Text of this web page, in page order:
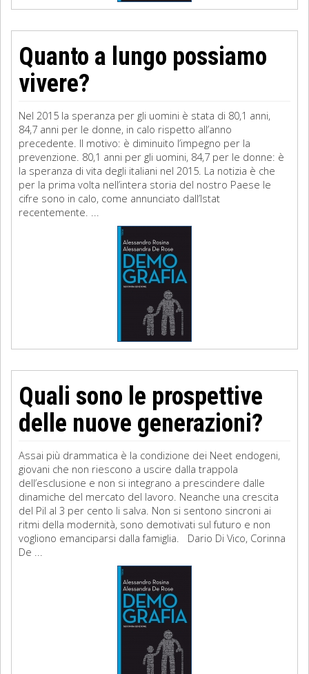
Quanto a lungo possiamo
vivere?
Nel 2015 la speranza per gli uomini è stata di 80,1 anni,
84,7 anni per le donne, in calo rispetto all’anno
precedente. Il motivo: è diminuito l’impegno per la
prevenzione. 80,1 anni per gli uomini, 84,7 per le donne: è
la speranza di vita degli italiani nel 2015. La notizia è che
per la prima volta nell’intera storia del nostro Paese le
cifre sono in calo, come annunciato dall’Istat
recentemente. ...
Quali sono le prospettive
delle nuove generazioni?
Assai più drammatica è la condizione dei Neet endogeni,
giovani che non riescono a uscire dalla trappola
dell’esclusione e non si integrano a prescindere dalle
dinamiche del mercato del lavoro. Neanche una crescita
del Pil al 3 per cento li salva. Non si sentono sincroni ai
ritmi della modernità, sono demotivati sul futuro e non
vogliono emanciparsi dalla famiglia. Dario Di Vico, Corinna
De ...